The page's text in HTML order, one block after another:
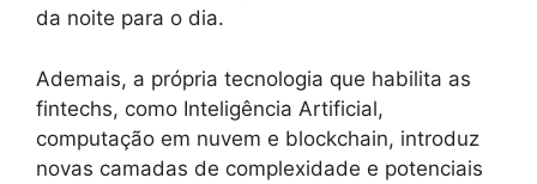
da noite para o dia.
Ademais, a própria tecnologia que habilita as
fintechs, como Inteligência Artificial,
computação em nuvem e blockchain, introduz
novas camadas de complexidade e potenciais